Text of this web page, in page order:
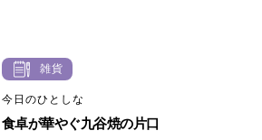
雑貨
今日のひとしな
食卓が華やぐ九谷焼の片口